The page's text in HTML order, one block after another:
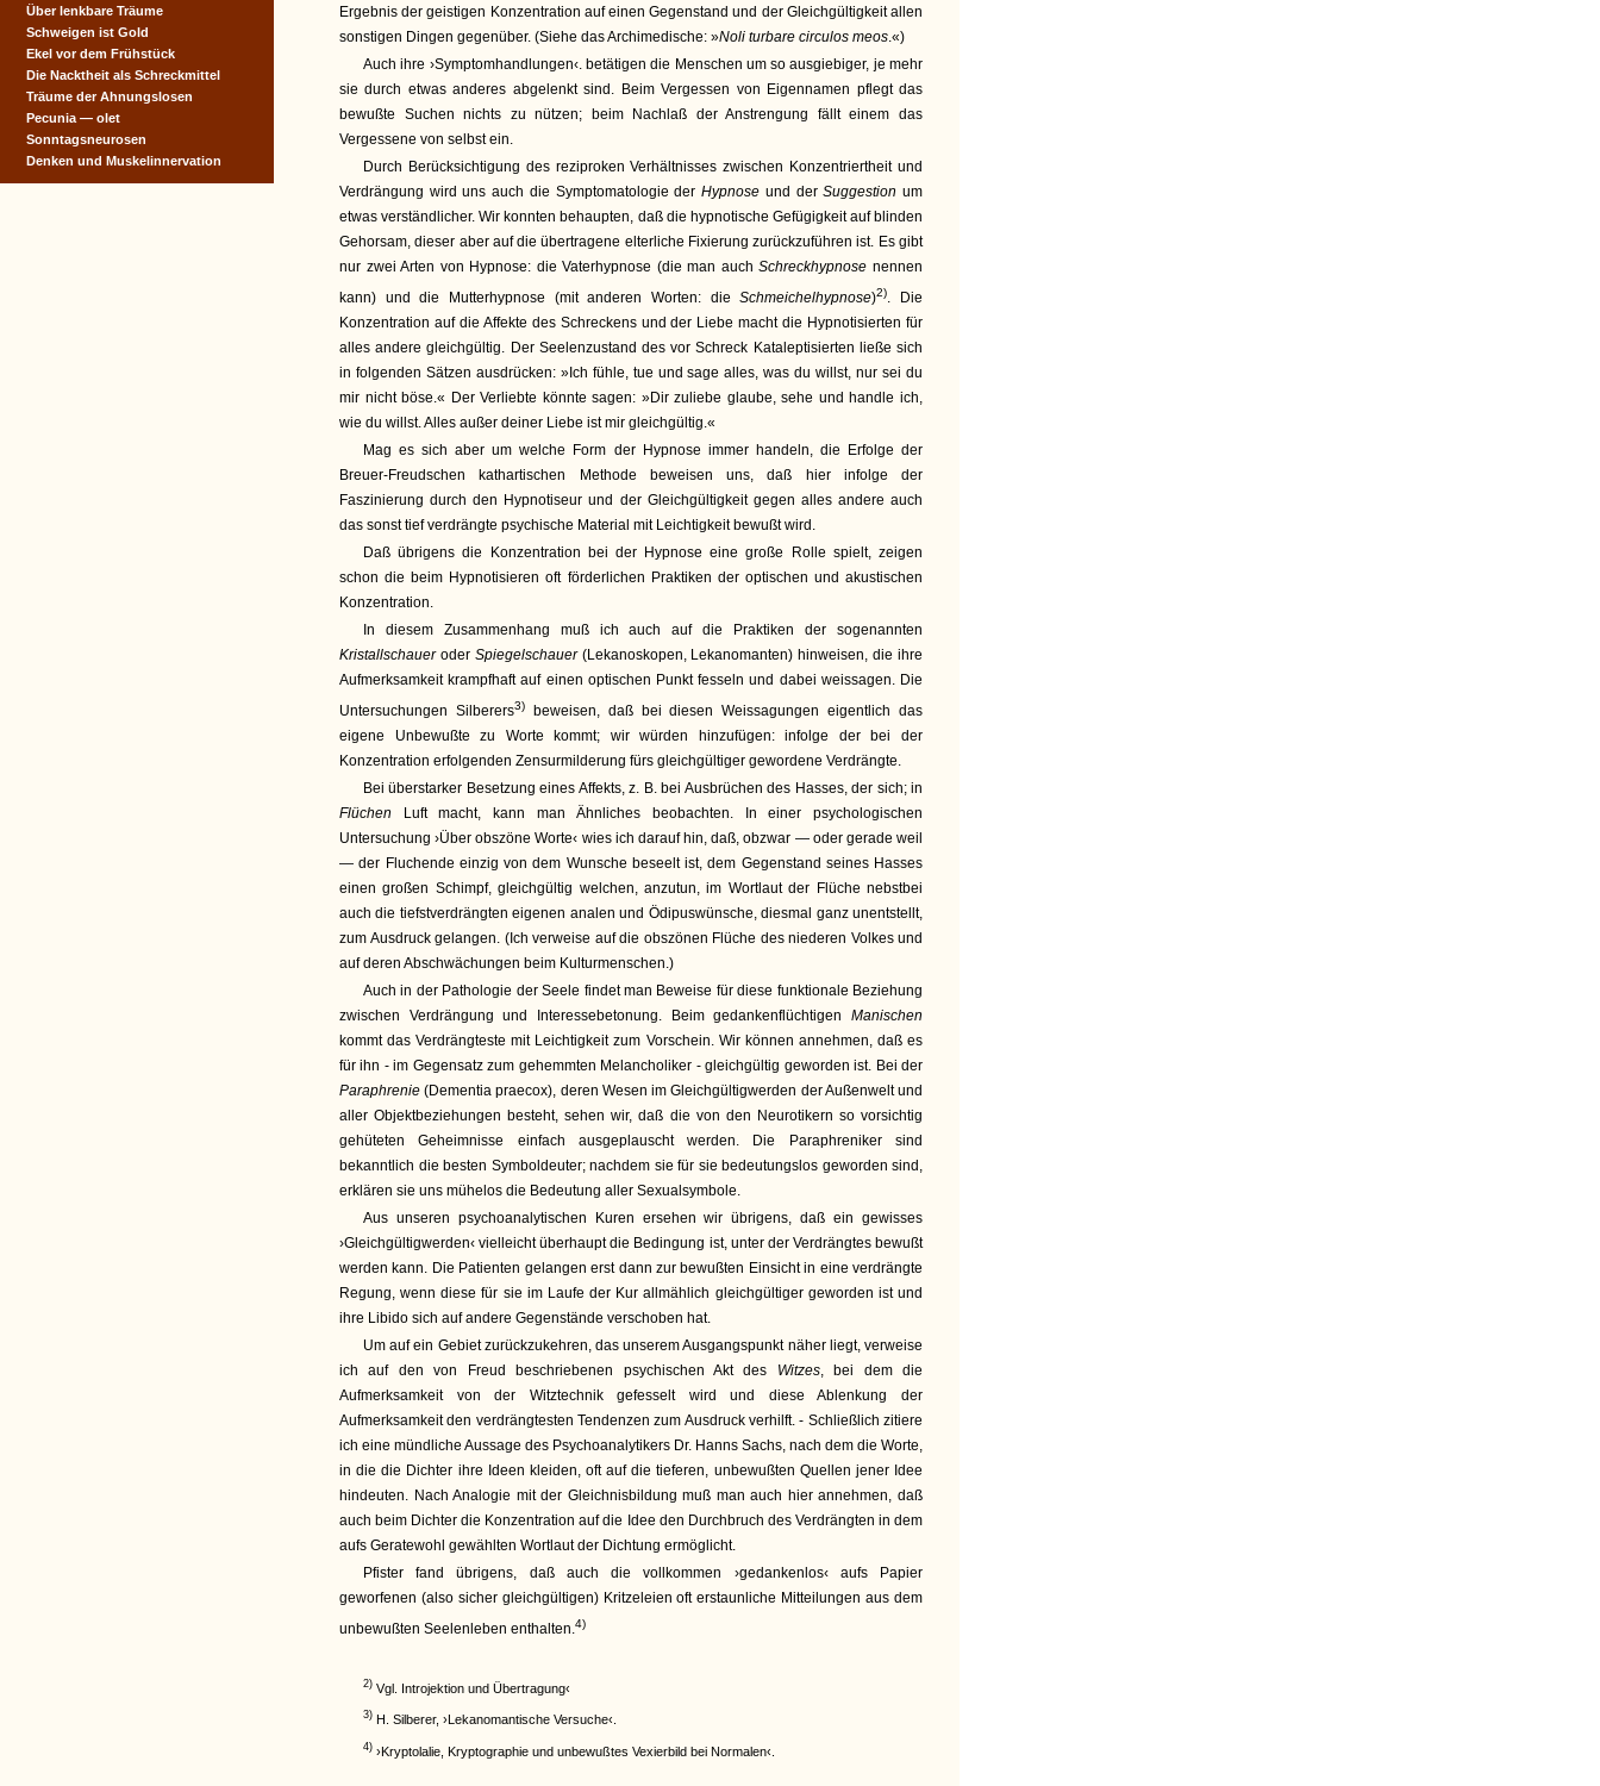
Ergebnis der geistigen Konzentration auf einen Gegenstand und der Gleichgültigkeit allen
sonstigen Dingen gegenüber. (Siehe das Archimedische: »Noli turbare circulos meos.«)
Auch ihre ›Symptomhandlungen‹. betätigen die Menschen um so ausgiebiger, je mehr
sie durch etwas anderes abgelenkt sind. Beim Vergessen von Eigennamen pflegt das
bewußte Suchen nichts zu nützen; beim Nachlaß der Anstrengung fällt einem das
Vergessene von selbst ein.
Durch Berücksichtigung des reziproken Verhältnisses zwischen Konzentriertheit und
Verdrängung wird uns auch die Symptomatologie derHypnose und derSuggestion um
etwas verständlicher. Wir konnten behaupten, daß die hypnotische Gefügigkeit auf blinden
Gehorsam, dieser aber auf die übertragene elterliche Fixierung zurückzuführen ist. Es gibt
nur zwei Arten von Hypnose: die Vaterhypnose (die man auchSchreckhypnose nennen
kann) und die Mutterhypnose (mit anderen Worten: dieSchmeichelhypnose)2). Die
Konzentration auf die Affekte des Schreckens und der Liebe macht die Hypnotisierten für
alles andere gleichgültig. Der Seelenzustand des vor Schreck Kataleptisierten ließe sich
in folgenden Sätzen ausdrücken: »Ich fühle, tue und sage alles, was du willst, nur sei du
mir nicht böse.« Der Verliebte könnte sagen: »Dir zuliebe glaube, sehe und handle ich,
wie du willst. Alles außer deiner Liebe ist mir gleichgültig.«
Mag es sich aber um welche Form der Hypnose immer handeln, die Erfolge der
Breuer-Freudschen kathartischen Methode beweisen uns, daß hier infolge der
Faszinierung durch den Hypnotiseur und der Gleichgültigkeit gegen alles andere auch
das sonst tief verdrängte psychische Material mit Leichtigkeit bewußt wird.
Daß übrigens die Konzentration bei der Hypnose eine große Rolle spielt, zeigen
schon die beim Hypnotisieren oft förderlichen Praktiken der optischen und akustischen
Konzentration.
In diesem Zusammenhang muß ich auch auf die Praktiken der sogenannten
Kristallschaueroder Spiegelschauer(Lekanoskopen, Lekanomanten) hinweisen, die ihre
Aufmerksamkeit krampfhaft auf einen optischen Punkt fesseln und dabei weissagen. Die
Untersuchungen Silberers3)beweisen, daß bei diesen Weissagungen eigentlich das
eigene Unbewußte zu Worte kommt; wir würden hinzufügen: infolge der bei der
Konzentration erfolgenden Zensurmilderung fürs gleichgültiger gewordene Verdrängte.
Bei überstarker Besetzung eines Affekts, z. B. bei Ausbrüchen des Hasses, der sich; in
Flüchen Luft macht, kann man Ähnliches beobachten. In einer psychologischen
Untersuchung ›Über obszöne Worte‹ wies ich darauf hin, daß, obzwar — oder gerade weil
— der Fluchende einzig von dem Wunsche beseelt ist, dem Gegenstand seines Hasses
einen großen Schimpf, gleichgültig welchen, anzutun, im Wortlaut der Flüche nebstbei
auch die tiefstverdrängten eigenen analen und Ödipuswünsche, diesmal ganz unentstellt,
zum Ausdruck gelangen. (Ich verweise auf die obszönen Flüche des niederen Volkes und
auf deren Abschwächungen beim Kulturmenschen.)
Auch in der Pathologie der Seele findet man Beweise für diese funktionale Beziehung
zwischen Verdrängung und Interessebetonung. Beim gedankenflüchtigen Manischen
kommt das Verdrängteste mit Leichtigkeit zum Vorschein. Wir können annehmen, daß es
für ihn - im Gegensatz zum gehemmten Melancholiker - gleichgültig geworden ist. Bei der
Paraphrenie (Dementia praecox), deren Wesen im Gleichgültigwerden der Außenwelt und
aller Objektbeziehungen besteht, sehen wir, daß die von den Neurotikern so vorsichtig
gehüteten Geheimnisse einfach ausgeplauscht werden. Die Paraphreniker sind
bekanntlich die besten Symboldeuter; nachdem sie für sie bedeutungslos geworden sind,
erklären sie uns mühelos die Bedeutung aller Sexualsymbole.
Aus unseren psychoanalytischen Kuren ersehen wir übrigens, daß ein gewisses
›Gleichgültigwerden‹ vielleicht überhaupt die Bedingung ist, unter der Verdrängtes bewußt
werden kann. Die Patienten gelangen erst dann zur bewußten Einsicht in eine verdrängte
Regung, wenn diese für sie im Laufe der Kur allmählich gleichgültiger geworden ist und
ihre Libido sich auf andere Gegenstände verschoben hat.
Um auf ein Gebiet zurückzukehren, das unserem Ausgangspunkt näher liegt, verweise
ich auf den von Freud beschriebenen psychischen Akt des Witzes, bei dem die
Aufmerksamkeit von der Witztechnik gefesselt wird und diese Ablenkung der
Aufmerksamkeit den verdrängtesten Tendenzen zum Ausdruck verhilft. - Schließlich zitiere
ich eine mündliche Aussage des Psychoanalytikers Dr. Hanns Sachs, nach dem die Worte,
in die die Dichter ihre Ideen kleiden, oft auf die tieferen, unbewußten Quellen jener Idee
hindeuten. Nach Analogie mit der Gleichnisbildung muß man auch hier annehmen, daß
auch beim Dichter die Konzentration auf die Idee den Durchbruch des Verdrängten in dem
aufs Geratewohl gewählten Wortlaut der Dichtung ermöglicht.
Pfister fand übrigens, daß auch die vollkommen ›gedankenlos‹ aufs Papier
geworfenen (also sicher gleichgültigen) Kritzeleien oft erstaunliche Mitteilungen aus dem
unbewußten Seelenleben enthalten.4)
2) Vgl. Introjektion und Übertragung‹
3) H. Silberer, ›Lekanomantische Versuche‹.
4) ›Kryptolalie, Kryptographie und unbewußtes Vexierbild bei Normalen‹.
Über lenkbare Träume
Schweigen ist Gold
Ekel vor dem Frühstück
Die Nacktheit als Schreckmittel
Träume der Ahnungslosen
Pecunia — olet
Sonntagsneurosen
Denken und Muskelinnervation